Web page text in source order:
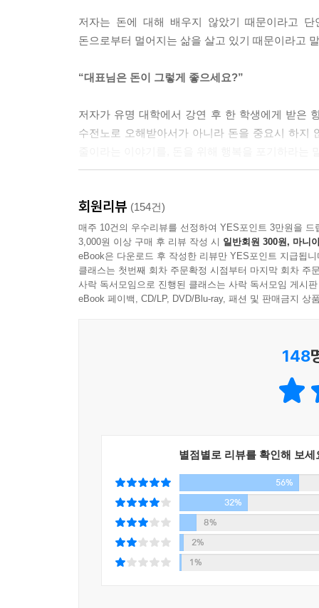
돈 때문에’ 원하지 않은 일을 하면서 어려운 여생
--- p.29
‘우리 아이가 혹 다른 아이에게 뒤처질까 걱정되
앗고 국가적으로도 큰 손해를 끼치는 사교육비 지
은 결국 옆집 아이 때문이라는 이야기 아닌가!
작되기 때문에 손해다. 반드시 필요한 상황이 아
이다. 이것이 우리 모두가 다 아는 세계적인 부자,
--- p.43
돈이 없고 월급이 적다고 불평하면서도 조금만 돈
빚을 지면서까지 해외여행을 당연시한다. 그런 한
금융문맹은 많은 돈을 번 사람도 파산하게 만든
다. 돈이 일하게 하는 현명함, 즉 금융을 이해하는
금융문맹은 질병, 그것도 악성 전염병이다. 한 사
급기야 국가경쟁력까지도 갉아먹는 전염병 말이
저자는 돈에 대해 배우지 않았기 때문이라고
돈으로부터 멀어지는 삶을 살고 있기 때문이라고
“대표님은 돈이 그렇게 좋으세요?”
저자가 유명 대학에서 강연 후 한 학생에게 받은
수전노로 오해받아서가 아니라 돈을 중요시 하지
최초의 외국인 전용 한국 펀드인 ‘코리아펀드’
수익률을 기록해 업계의 전설로 회자되는 저자
모습이었다. 메리츠자산운용 직원들조차 노후준
주식투자 동아리는 투자를 공부하는 곳이 아니라
위해 담임 선생님이 초청한 강연회가 교장 선생
저자는 경제독립을 위해서는 금융문맹의 늪에서
평범한 사람들이 부자가 되려면? - 부자가 되기 위
부를 파괴하는 라이프스타일보다 부를 창조하는
않은 소비를 위해 거리낌 없이 돈을 쓰는 것이
등. 일반인들은 사교육비, 식료품, 외식비에 전
회원리뷰 (154건)
매주 10건의 우수리뷰를 선정하여 YES포인트 3만원을 드
3,000원 이상 구매 후 리뷰 작성 시 일반회원 300원, 마니
eBook은 다운로드 후 작성한 리뷰만 YES포인트 지급됩니
클래스는 첫번째 회차 주문확정 시점부터 마지막 회차 주
사락 독서모임으로 진행된 클래스는 사락 독서모임 게시
eBook 페이백, CD/LP, DVD/Blu-ray, 패션 및 판매금지 상
148
별점별로 리뷰를 확인해 보세
56%
32%
8%
2%
1%